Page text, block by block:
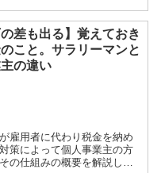
の差も出る】覚えておき
こと。サラリーマンと
の違い
雇用者に代わり税金を納め
策によって個人事業主の方
の仕組みの概要を解説しま